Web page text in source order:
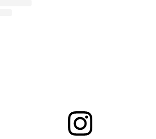
usan los atletas para rendir